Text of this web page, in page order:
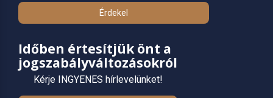
Érdekel
Időben értesítjük önt a
jogszabályváltozásokról
Kérje INGYENES hírlevelünket!